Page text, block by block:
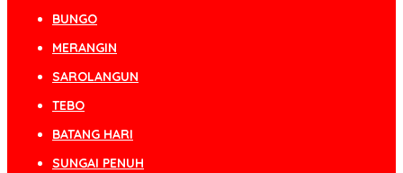
BUNGO
MERANGIN
SAROLANGUN
TEBO
BATANG HARI
SUNGAI PENUH